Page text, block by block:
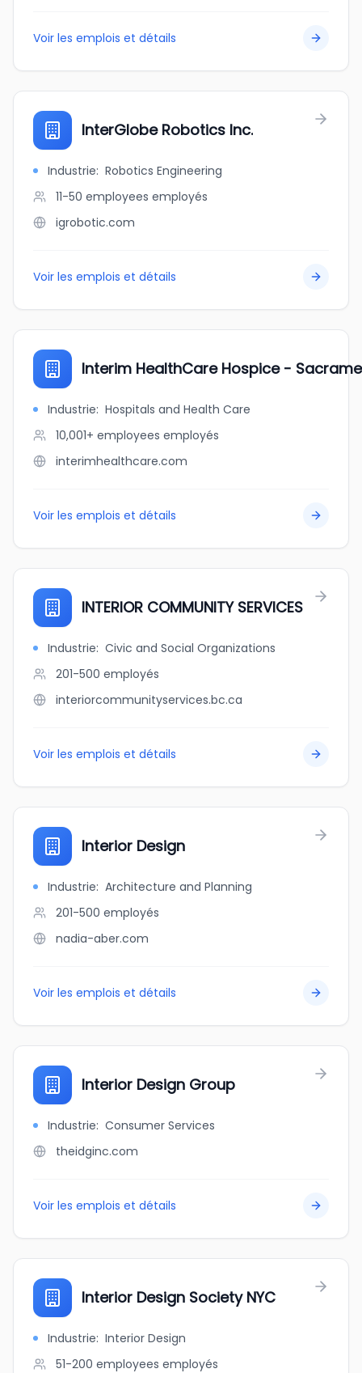
Voir les emplois et détails
InterGlobe Robotics Inc.
Industrie: Robotics Engineering
11-50 employees employés
igrobotic.com
Voir les emplois et détails
Interim HealthCare Hospice -
Industrie: Hospitals and Health Care
10,001+ employees employés
interimhealthcare.com
Voir les emplois et détails
INTERIOR COMMUNITY SERVICES
Industrie: Civic and Social Organizations
201-500 employés
interiorcommunityservices.bc.ca
Voir les emplois et détails
Interior Design
Industrie: Architecture and Planning
201-500 employés
nadia-aber.com
Voir les emplois et détails
Interior Design Group
Industrie: Consumer Services
theidginc.com
Voir les emplois et détails
Interior Design Society NYC
Industrie: Interior Design
51-200 employees employés